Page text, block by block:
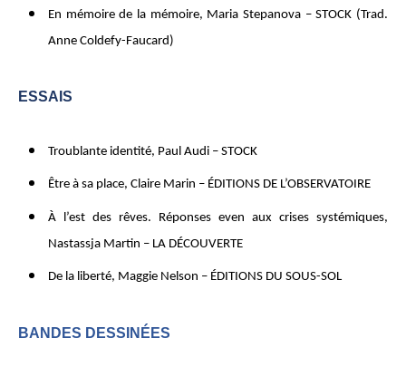
En mémoire de la mémoire, Maria Stepanova – STOCK (Trad.
Anne Coldefy-Faucard)
ESSAIS
Troublante identité, Paul Audi – STOCK
Être à sa place, Claire Marin – ÉDITIONS DE L’OBSERVATOIRE
À l’est des rêves. Réponses even aux crises systémiques,
Nastassja Martin – LA DÉCOUVERTE
De la liberté, Maggie Nelson – ÉDITIONS DU SOUS-SOL
BANDES DESSINÉES